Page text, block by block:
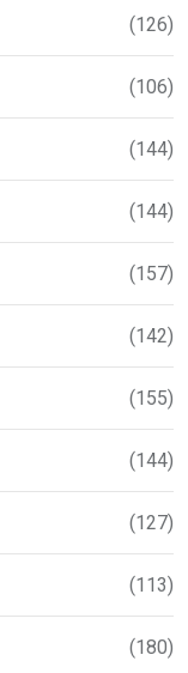
(126)
(106)
(144)
(144)
(157)
(142)
(155)
(144)
(127)
(113)
(180)